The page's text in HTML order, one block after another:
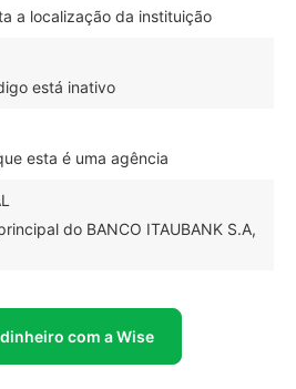
a localização da instituição
está inativo
esta é uma agência
do BANCO ITAUBANK S.A,
com a Wise